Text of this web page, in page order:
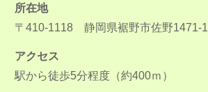
所在地
〒410-1118 静岡県裾野市佐野1471-1
アクセス
駅から徒歩5分程度（約400ｍ）